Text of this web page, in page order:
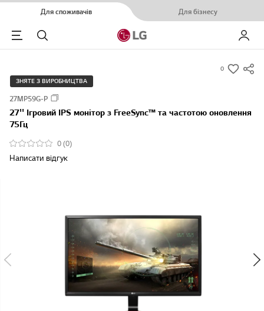
Для споживачів Для бізнесу
Menu
Пошук Мій LG
0
s
m
ЗНЯТЕ З ВИРОБНИЦТВА
27MP59G-P
27'' Ігровий IPS монітор з FreeSync™ та частотою оновлення
75Гц
0 (0)
Написати відгук